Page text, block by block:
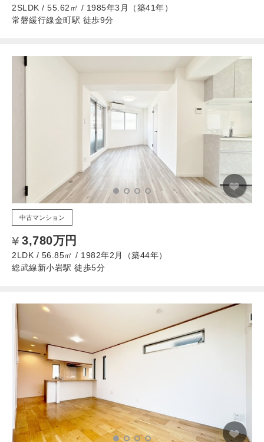
2SLDK / 55.62㎡ / 1985年3月（築41年）
常磐緩行線金町駅 徒歩9分
中古マンション
3,780万円
2LDK / 56.85㎡ / 1982年2月（築44年）
総武線新小岩駅 徒歩5分